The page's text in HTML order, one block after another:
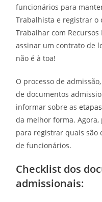
funcionários para
Trabalhista e registrar o
Trabalhar com
assinar um contrato de
não é à toa!
O processo de
de documentos
informar sobre as
da melhor forma.
para registrar quais são
de funcionários.
Checklist dos
admissionais: